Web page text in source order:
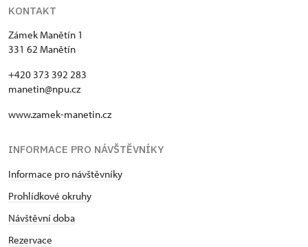
KONTAKT
Zámek Manětín 1
331 62 Manětín
+420 373 392 283
manetin@npu.cz
www.zamek-manetin.cz
INFORMACE PRO NÁVŠTĚVNÍKY
Informace pro návštěvníky
Prohlídkové okruhy
Návštěvní doba
Rezervace